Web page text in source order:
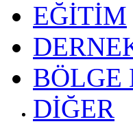
EĞİTİM
BÖLGE
DİĞER